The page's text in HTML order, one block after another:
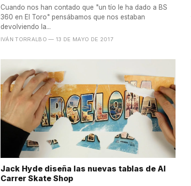
Cuando nos han contado que "un tío le ha dado a BS
360 en El Toro" pensábamos que nos estaban
devolviendo la...
IVÁN TORRALBO — 13 DE MAYO DE 2017
Jack Hyde diseña las nuevas tablas de Al
Carrer Skate Shop